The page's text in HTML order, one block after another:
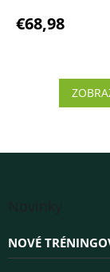
€68,98
NOVÉ